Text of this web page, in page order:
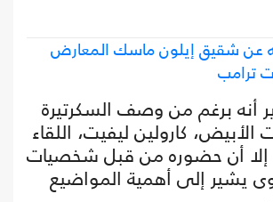
عن شقيق إيلون ماسك المعارض
ترامب
أنه برغم من وصف السكرتيرة
الأبيض، كارولين ليفيت، اللقاء
أن حضوره من قبل شخصيات
يشير إلى أهمية المواضيع